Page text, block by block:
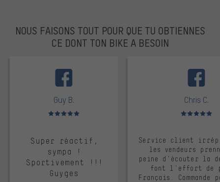
NOUS FAISONS TOUT POUR QUE TU OBTIENNES
CE DONT TON BIKE A BESOIN
Guy B.
Note moyenne : 5 sur 5
Super réactif,
sympa !
Sportivement !!!
Guyges
Chris C.
Note moyenne :
Service client
les vendeurs
peine d'écouter la
font l'effort de
Français. Commande